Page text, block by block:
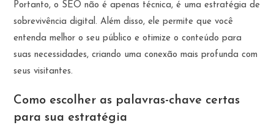
Portanto, o SEO não é apenas técnica, é uma estratégia de
sobrevivência digital. Além disso, ele permite que você
entenda melhor o seu público e otimize o conteúdo para
suas necessidades, criando uma conexão mais profunda com
seus visitantes.
Como escolher as palavras-chave certas
para sua estratégia